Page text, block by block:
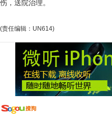
伤，送院治理。
(责任编辑：UN614)